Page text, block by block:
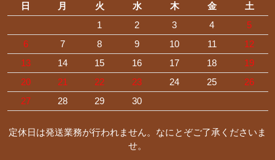
日 月 火 水 木 金
土
1
2 3 4
5
6
7 8 9 10 11
12
13
14 15 16 17 18
19
20
21 22 23 24 25
26
27
28 29 30
定休日は発送業務が行われません。なにとぞご了承くださいま
せ。